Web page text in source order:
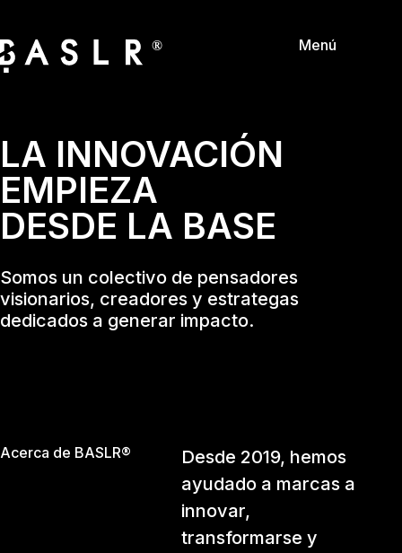
® Menú
LA INNOVACIÓN
EMPIEZA
DESDE LA BASE
Somos un colectivo de pensadores
visionarios, creadores y estrategas
dedicados a generar impacto.
Acerca de BASLR®
Desde 2019, hemos
ayudado a marcas a
innovar,
transformarse y